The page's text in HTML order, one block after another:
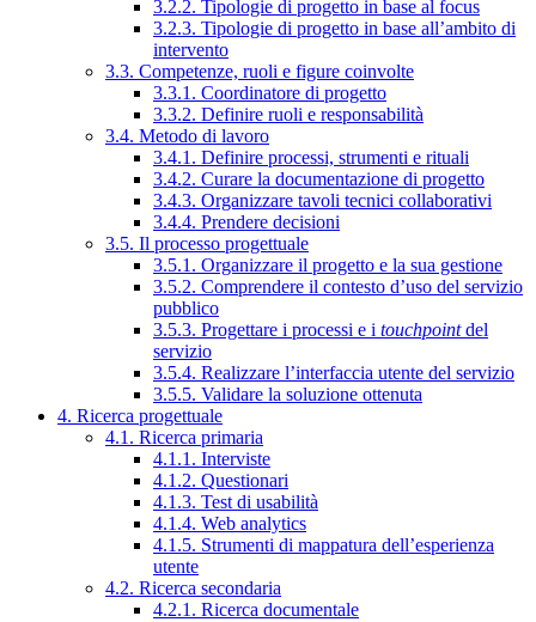
3.2.2. Tipologie di progetto in base al focus
3.2.3. Tipologie di progetto in base all’ambito di
intervento
3.3. Competenze, ruoli e figure coinvolte
3.3.1. Coordinatore di progetto
3.3.2. Definire ruoli e responsabilità
3.4. Metodo di lavoro
3.4.1. Definire processi, strumenti e rituali
3.4.2. Curare la documentazione di progetto
3.4.3. Organizzare tavoli tecnici collaborativi
3.4.4. Prendere decisioni
3.5. Il processo progettuale
3.5.1. Organizzare il progetto e la sua gestione
3.5.2. Comprendere il contesto d’uso del servizio
pubblico
3.5.3. Progettare i processi e i touchpointdel
servizio
3.5.4. Realizzare l’interfaccia utente del servizio
3.5.5. Validare la soluzione ottenuta
4. Ricerca progettuale
4.1. Ricerca primaria
4.1.1. Interviste
4.1.2. Questionari
4.1.3. Test di usabilità
4.1.4. Web analytics
4.1.5. Strumenti di mappatura dell’esperienza
utente
4.2. Ricerca secondaria
4.2.1. Ricerca documentale